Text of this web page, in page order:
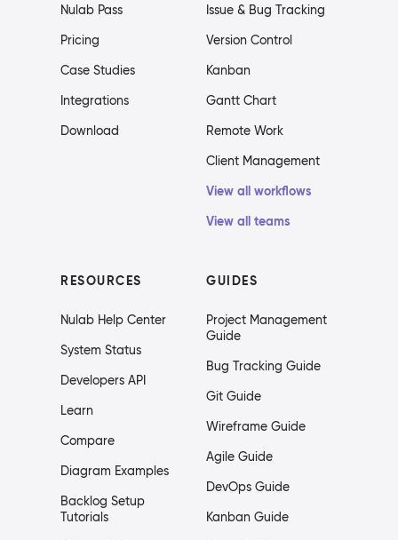
Nulab Pass
Pricing
Case Studies
Integrations
Download
Issue & Bug Tracking
Version Control
Kanban
Gantt Chart
Remote Work
Client Management
View all workflows
View all teams
RESOURCES
Nulab Help Center
System Status
Developers API
Learn
Compare
Diagram Examples
Backlog Setup
Tutorials
GUIDES
Project Management
Guide
Bug Tracking Guide
Git Guide
Wireframe Guide
Agile Guide
DevOps Guide
Kanban Guide